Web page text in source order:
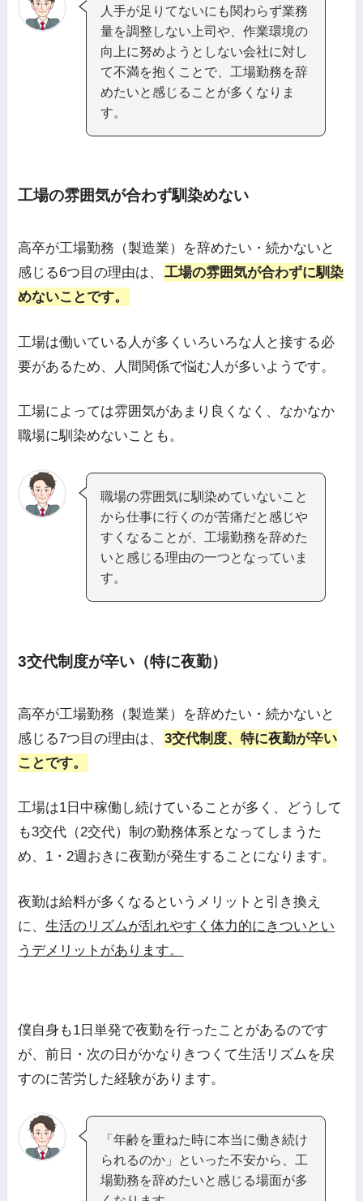
人手が足りてないにも関わらず業務
量を調整しない上司や、作業環境の
向上に努めようとしない会社に対し
て不満を抱くことで、工場勤務を辞
めたいと感じることが多くなりま
す。
工場の雰囲気が合わず馴染めない
高卒が工場勤務（製造業）を辞めたい・続かないと
感じる6つ目の理由は、
工場の雰囲気が合わずに馴染
めないことです。
工場は働いている人が多くいろいろな人と接する必
要があるため、人間関係で悩む人が多いようです。
工場によっては雰囲気があまり良くなく、なかなか
職場に馴染めないことも。
職場の雰囲気に馴染めていないこと
から仕事に行くのが苦痛だと感じや
すくなることが、工場勤務を辞めた
いと感じる理由の一つとなっていま
す。
3交代制度が辛い（特に夜勤）
高卒が工場勤務（製造業）を辞めたい・続かないと
感じる7つ目の理由は、
3交代制度、特に夜勤が辛い
ことです。
工場は1日中稼働し続けていることが多く、どうして
も3交代（2交代）制の勤務体系となってしまうた
め、1・2週おきに夜勤が発生することになります。
夜勤は給料が多くなるというメリットと引き換え
に、生活のリズムが乱れやすく体力的にきついとい
うデメリットがあります。
僕自身も1日単発で夜勤を行ったことがあるのです
が、前日・次の日がかなりきつくて生活リズムを戻
すのに苦労した経験があります。
「年齢を重ねた時に本当に働き続け
られるのか」といった不安から、工
場勤務を辞めたいと感じる場面が多